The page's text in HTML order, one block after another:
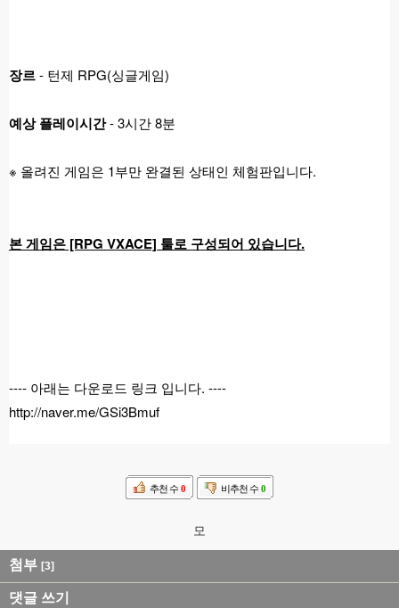
장르- 턴제 RPG(싱글게임)
예상 플레이시간- 3시간 8분
※ 올려진 게임은 1부만 완결된 상태인 체험판입니다.
본 게임은 [RPG VXACE] 툴로 구성되어 있습니다.
---- 아래는 다운로드 링크 입니다. ----
http://naver.me/GSi3Bmuf
추천 수 0 비추천 수 0
모
첨부 [3]
댓글 쓰기